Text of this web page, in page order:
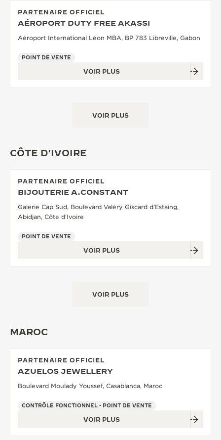
PARTENAIRE OFFICIEL
AÉROPORT DUTY FREE AKASSI
Aéroport International Léon MBA, BP 783 Libreville, Gabon
POINT DE VENTE
VOIR PLUS
VOIR PLUS
CÔTE D'IVOIRE
PARTENAIRE OFFICIEL
BIJOUTERIE A.CONSTANT
Galerie Cap Sud, Boulevard Valéry Giscard d’Estaing,
Abidjan, Côte d'Ivoire
POINT DE VENTE
VOIR PLUS
VOIR PLUS
MAROC
PARTENAIRE OFFICIEL
AZUELOS JEWELLERY
Boulevard Moulady Youssef, Casablanca, Maroc
CONTRÔLE FONCTIONNEL - POINT DE VENTE
VOIR PLUS